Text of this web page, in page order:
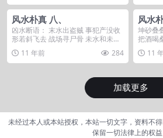
风水朴真 八、
凶水断语： 末水出盗贼 事犯产没收
形若斜飞去 战场寻尸骨 未水和未砂
相反，也就...
11 年前 284
风水
坤砂叠
把酒喝
三山合
11
加载更多
未经过本人或本站授权，本站一切文字，资料不
保留一切法律上的权益